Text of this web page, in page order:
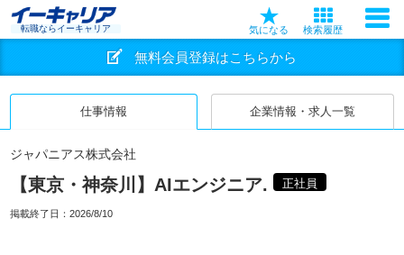
転職ならイーキャリア 気になる 検索履歴
無料会員登録はこちらから
仕事情報 企業情報・求人一覧
ジャパニアス株式会社
【東京・神奈川】AIエンジニア. 正社員
掲載終了日： 2026/8/10